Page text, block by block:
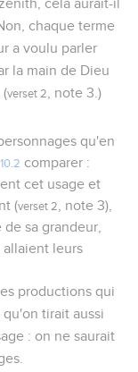
cela aurait-il
chaque terme
a voulu parler
la main de Dieu
(verset 2 , note 3.)
qu'en
comparer :
cet usage et
(verset 2
, note 3),
sa grandeur,
allaient leurs
productions qui
tirait aussi
: on ne saurait